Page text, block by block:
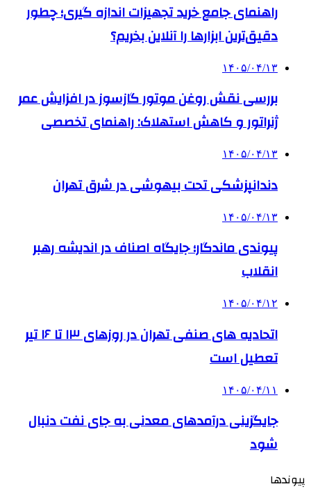
راهنمای جامع خرید تجهیزات اندازه گیری؛ چطور
دقیق‌ترین ابزارها را آنلاین بخریم؟
۱۴۰۵/۰۴/۱۳
بررسی نقش روغن موتور گازسوز در افزایش عمر
ژنراتور و کاهش استهلاک: راهنمای تخصصی
۱۴۰۵/۰۴/۱۳
دندانپزشکی تحت بیهوشی در شرق تهران
۱۴۰۵/۰۴/۱۳
پیوندی ماندگار؛ جایگاه اصناف در اندیشه رهبر
انقلاب
۱۴۰۵/۰۴/۱۲
اتحادیه های صنفی تهران در روزهای ۱۳ تا ۱۶ تیر
تعطیل است
۱۴۰۵/۰۴/۱۱
جایگزینی درآمدهای معدنی به جای نفت دنبال
شود
پیوندها